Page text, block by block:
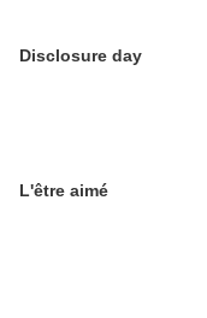
Disclosure day
L'être aimé